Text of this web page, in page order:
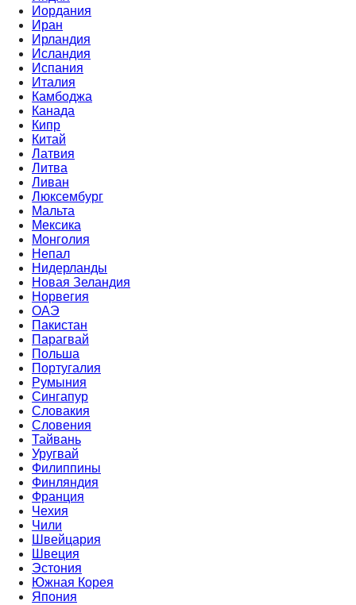
Иордания
Иран
Ирландия
Исландия
Испания
Италия
Камбоджа
Канада
Кипр
Китай
Латвия
Литва
Ливан
Люксембург
Мальта
Мексика
Монголия
Непал
Нидерланды
Новая Зеландия
Норвегия
ОАЭ
Пакистан
Парагвай
Польша
Португалия
Румыния
Сингапур
Словакия
Словения
Тайвань
Уругвай
Филиппины
Финляндия
Франция
Чехия
Чили
Швейцария
Швеция
Эстония
Южная Корея
Япония